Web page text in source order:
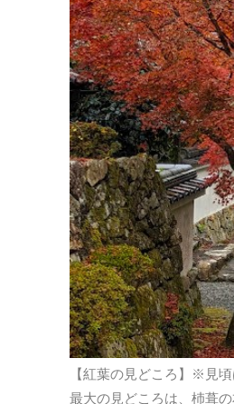
【紅葉の見どころ】※見
最大の見どころは、杮葺